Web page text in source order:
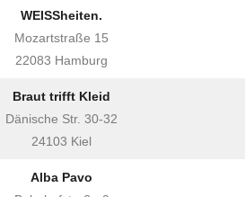
WEISSheiten.
Mozartstraße 15
22083 Hamburg
Braut trifft Kleid
Dänische Str. 30-32
24103 Kiel
Alba Pavo